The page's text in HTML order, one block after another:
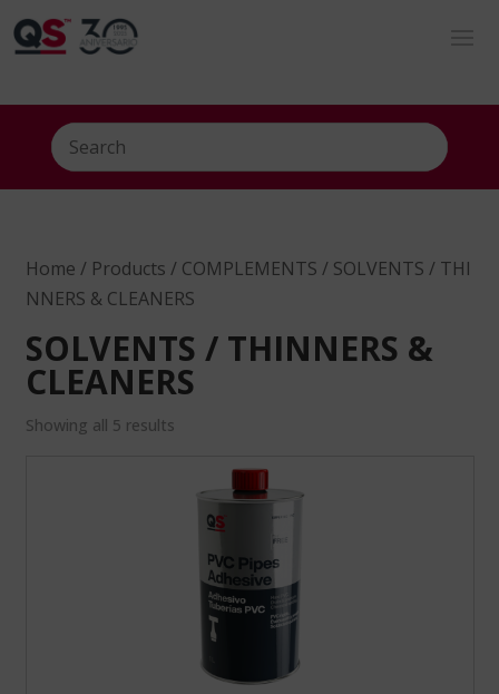
Home / Products / COMPLEMENTS / SOLVENTS / THI
NNERS & CLEANERS
SOLVENTS / THINNERS &
CLEANERS
Showing all 5 results